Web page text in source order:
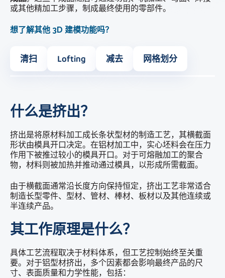
或其他精加工步骤，制成最终使用的零部件。
想了解其他 3D 建模功能吗？
清扫 Lofting 减去 网格划分
什么是挤出？
挤出是将原材料加工成长条状型材的制造工艺，其横截面
形状由模具开口决定。在铝材加工中，实心坯料会在压力
作用下被推过较小的模具开口。对于可熔融加工的聚合
物，材料则被加热并推动通过模具，以形成所需截面。
由于横截面通常沿长度方向保持恒定，挤出工艺非常适合
制造长型零件、型材、管材、棒材、板材以及其他连续或
半连续产品。
其工作原理是什么？
具体工艺流程取决于材料体系，但工艺控制始终至关重
要。对于铝型材挤出，多个因素都会影响最终产品的尺
寸、表面质量和力学性能，包括：